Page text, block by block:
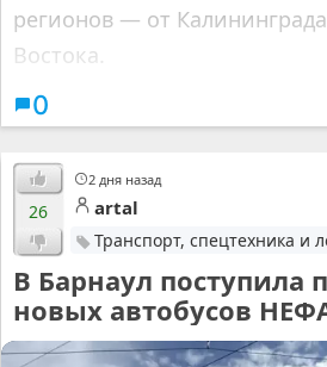
регионов — от
Востока.
0
2 дня назад
26 artal
Транспорт, спецтехника и
В Барнаул поступила
новых автобусов